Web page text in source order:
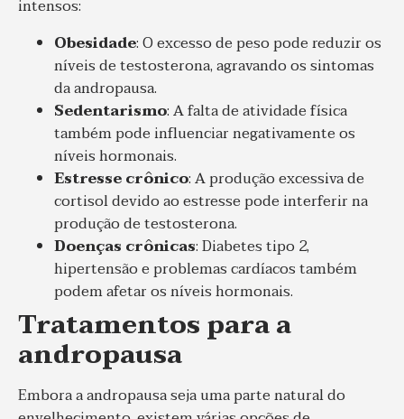
intensos:
Obesidade: O excesso de peso pode reduzir os
níveis de testosterona, agravando os sintomas
da andropausa.
Sedentarismo: A falta de atividade física
também pode influenciar negativamente os
níveis hormonais.
Estresse crônico: A produção excessiva de
cortisol devido ao estresse pode interferir na
produção de testosterona.
Doenças crônicas: Diabetes tipo 2,
hipertensão e problemas cardíacos também
podem afetar os níveis hormonais.
Tratamentos para a
andropausa
Embora a andropausa seja uma parte natural do